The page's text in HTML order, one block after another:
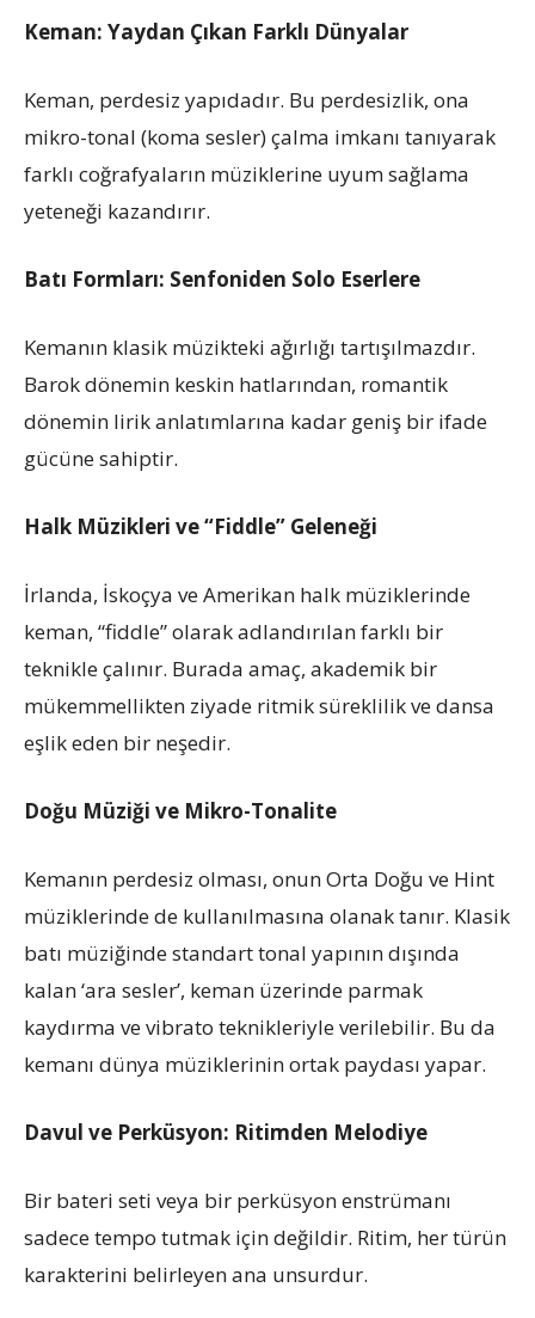
Keman: Yaydan Çıkan Farklı Dünyalar
Keman, perdesiz yapıdadır. Bu perdesizlik, ona
mikro-tonal (koma sesler) çalma imkanı tanıyarak
farklı coğrafyaların müziklerine uyum sağlama
yeteneği kazandırır.
Batı Formları: Senfoniden Solo Eserlere
Kemanın klasik müzikteki ağırlığı tartışılmazdır.
Barok dönemin keskin hatlarından, romantik
dönemin lirik anlatımlarına kadar geniş bir ifade
gücüne sahiptir.
Halk Müzikleri ve “Fiddle” Geleneği
İrlanda, İskoçya ve Amerikan halk müziklerinde
keman, “fiddle” olarak adlandırılan farklı bir
teknikle çalınır. Burada amaç, akademik bir
mükemmellikten ziyade ritmik süreklilik ve dansa
eşlik eden bir neşedir.
Doğu Müziği ve Mikro-Tonalite
Kemanın perdesiz olması, onun Orta Doğu ve Hint
müziklerinde de kullanılmasına olanak tanır. Klasik
batı müziğinde standart tonal yapının dışında
kalan ‘ara sesler’, keman üzerinde parmak
kaydırma ve vibrato teknikleriyle verilebilir. Bu da
kemanı dünya müziklerinin ortak paydası yapar.
Davul ve Perküsyon: Ritimden Melodiye
Bir bateri seti veya bir perküsyon enstrümanı
sadece tempo tutmak için değildir. Ritim, her türün
karakterini belirleyen ana unsurdur.